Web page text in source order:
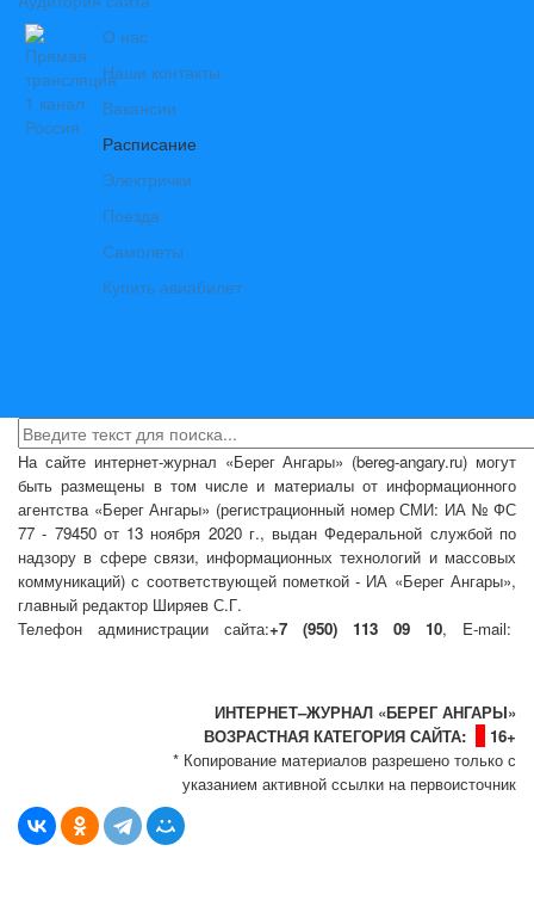
О нас
Наши контакты
Вакансии
Расписание
Электрички
Поезда
Самолеты
Купить авиабилет
На сайте интернет-журнал «Берег Ангары» (bereg-angary.ru) могут
быть размещены в том числе и материалы от информационного
агентства «Берег Ангары» (регистрационный номер СМИ: ИА № ФС
77 - 79450 от 13 ноября 2020 г., выдан Федеральной службой по
надзору в сфере связи, информационных технологий и массовых
коммуникаций) с соответствующей пометкой - ИА «Берег Ангары»,
главный редактор Ширяев С.Г.
Телефон администрации сайта:+7 (950) 113 09 10, E-mail:
ИНТЕРНЕТ–ЖУРНАЛ «БЕРЕГ АНГАРЫ»
ВОЗРАСТНАЯ КАТЕГОРИЯ САЙТА:
16+
* Копирование материалов разрешено только с
указанием активной ссылки на первоисточник